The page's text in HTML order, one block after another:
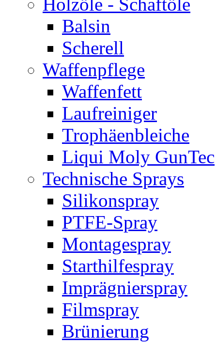
Balsin
Scherell
Waffenpflege
Waffenfett
Laufreiniger
Trophäenbleiche
Liqui Moly GunTec
Technische Sprays
Silikonspray
PTFE-Spray
Montagespray
Starthilfespray
Imprägnierspray
Filmspray
Brünierung